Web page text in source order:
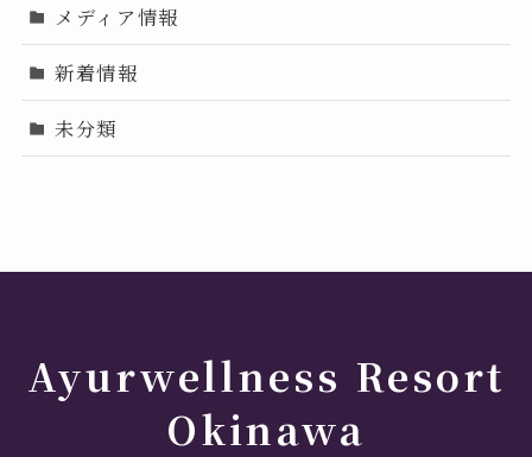
メディア情報
新着情報
未分類
Ayurwellness Resort
Okinawa